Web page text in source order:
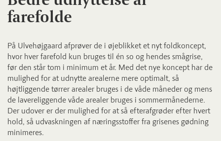
farefolde
På Ulvehøjgaard afprøver de i øjeblikket et nyt foldkoncept,
hvor hver farefold kun bruges til én so og hendes smågrise,
før den står tom i minimum et år. Med det nye koncept har de
mulighed for at udnytte arealerne mere optimalt, så
højtliggende tørrer arealer bruges i de våde måneder og mens
de lavereliggende våde arealer bruges i sommermånederne.
Der udover er der mulighed for at så efterafgrøder efter hvert
hold, så udvaskningen af næringsstoffer fra grisenes gødning
minimeres.